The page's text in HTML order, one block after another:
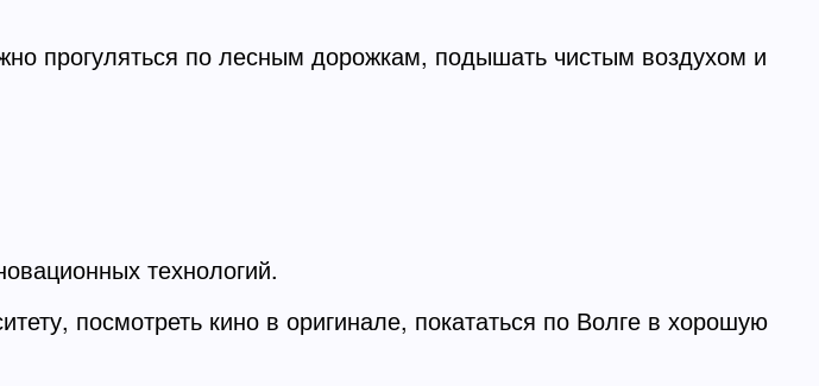
прогуляться по лесным дорожкам, подышать чистым воздухом и
технологий.
посмотреть кино в оригинале, покататься по Волге в хорошую